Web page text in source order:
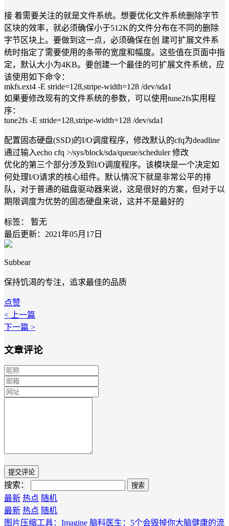
接 着需要关注的就是文件系统。想要优化文件系统删除字节
区块的效率，就必须确保小于512K的文件分布在不同的删除
字节区块上。要做到这一点，必须确保在创 建可扩展文件系
统时指定了需要使用的条带的宽度和幅度。这些值在页面中指
定，默认大小为4KB。要创建一个最佳的可扩展文件系统，应
该使用如下命令：
mkfs.ext4 -E stride=128,stripe-width=128 /dev/sda1
如果要修改现有的文件系统的参数，可以使用tune2fs实用程
序：
tune2fs -E stride=128,stripe-width=128 /dev/sda1
配置固态硬盘(SSD)的I/O调度程序，修改默认的cfq为deadline
通过输入echo cfq >/sys/block/sda/queue/scheduler 修改
优化的第三个部分涉及到I/O调度程序。该模块是一个决定如
何处理I/O请求的核心组件。默认情况下就是非常公平的排
队，对于普通的磁盘驱动器来说，这是很好的方案，但对于以
期限调度为优势的固态硬盘来说，这并不是最好的
标签：
暂无
最后更新：2021年05月17日
Subbear
保持饥渴的专注，追求最佳的品质
点赞
< 上一篇
下一篇 >
文章评论
搜索：
最新 热点 随机
最新 热点 随机
图片压缩工具：Imagine 脑科医生：5个会毁掉你大脑健康的流